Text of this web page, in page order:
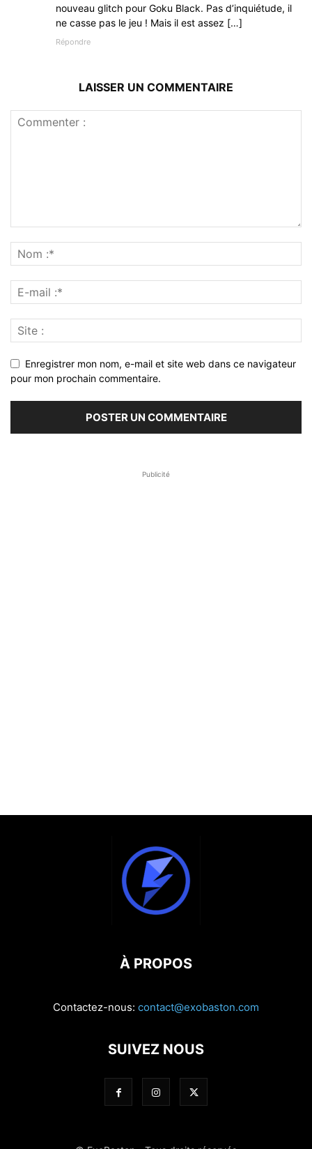
nouveau glitch pour Goku Black. Pas d’inquiétude, il
ne casse pas le jeu ! Mais il est assez […]
Répondre
LAISSER UN COMMENTAIRE
Enregistrer mon nom, e-mail et site web dans ce navigateur
pour mon prochain commentaire.
Publicité
À PROPOS
Contactez-nous: contact@exobaston.com
SUIVEZ NOUS